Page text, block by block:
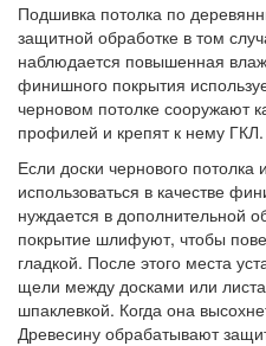
Подшивка потолка по
защитной обработке в том
наблюдается повышенная
финишного покрытия
черновом потолке сооружают
профилей и крепят к нему ГКЛ.
Если доски чернового
использоваться в качестве
нуждается в дополнительной
покрытие шлифуют, чтобы
гладкой. После этого места
щели между досками или
шпаклевкой. Когда она
Древесину обрабатывают